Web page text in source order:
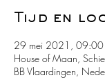
Tijd en
29 mei 2021, 09:00
House of Maan,
BB Vlaardingen,